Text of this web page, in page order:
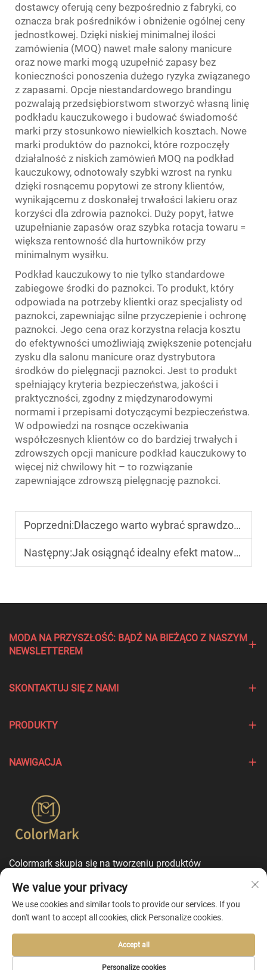
dostawcy oferują ceny bezpośrednio z fabryki, co
oznacza brak pośredników i obniżenie ogólnej ceny
jednostkowej. Dzięki niskiej minimalnej ilości
zamówienia (MOQ) nawet małe salony manicure
oraz nowe marki mogą uzupełnić zapasy bez
konieczności ponoszenia dużego ryzyka związanego
z zapasami. Opcje niestandardowego brandingu
pozwalają przedsiębiorstwom stworzyć własną linię
podkładu kauczukowego i budować świadomość
marki przy stosunkowo niewielkich kosztach. Nowe
marki produktów do paznokci, które rozpoczęły
działalność z niskich zamówień MOQ na podkład
kauczukowy, odnotowały szybki wzrost na rynku
dzięki rosnącemu popytowi ze strony klientów,
wynikającemu z doskonałej trwałości lakieru oraz
korzyści dla zdrowia paznokci. Duży popyt, łatwe
uzupełnianie zapasów oraz szybka rotacja towaru =
większa rentowność dla hurtowników przy
minimalnym wysiłku.
Podkład kauczukowy to nie tylko standardowe
zabiegowe środki do paznokci. To produkt, który
odpowiada na potrzeby klientki oraz specjalisty od
paznokci, zapewniając silne przyczepienie i ochronę
paznokci. Jego cena oraz korzystna relacja kosztu
do efektywności umożliwiają zwiększenie potencjału
zysku dla salonu manicure oraz dystrybutora
środków do pielęgnacji paznokci. Jest to produkt
spełniający kryteria bezpieczeństwa, jakości i
praktyczności, zgodny z międzynarodowymi
normami i przepisami dotyczącymi bezpieczeństwa.
W odpowiedzi na rosnące oczekiwania
współczesnych klientów co do bardziej trwałych i
zdrowszych opcji manicure podkład kauczukowy to
więcej niż chwilowy hit – to rozwiązanie
zapewniające zdrowszą pielęgnację paznokci.
Poprzedni:Dlaczego warto wybrać sprawdzonych dostawców żelu do paznokci przy zakupach hurtowych?
Następny:Jak osiągnąć idealny efekt matowy za pomocą lakieru matowego?
MODA NA PRZYSZŁOŚĆ: BĄDŹ NA BIEŻĄCO Z NASZYM
NEWSLETTEREM
SKONTAKTUJ SIĘ Z NAMI
PRODUKTY
NAWIGACJA
Colormark skupia się na tworzeniu produktów
usługi dostosowania w trybie jednego punktu
kontaktowego.
Copyright © 2026 by Ningbo Colormark Cosmetics Co., Ltd. -
We value your privacy
We use cookies and similar tools to provide our services. If you
don't want to accept all cookies, click Personalize cookies.
Personalize cookies
Accept all